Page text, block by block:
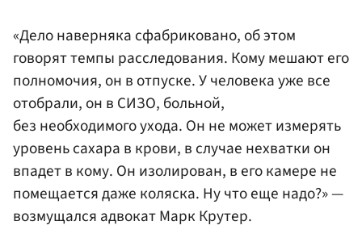
«Дело наверняка сфабриковано, об этом
говорят темпы расследования. Кому мешают его
полномочия, он в отпуске. У человека уже все
отобрали, он в СИЗО, больной,
без необходимого ухода. Он не может измерять
уровень сахара в крови, в случае нехватки он
впадет в кому. Он изолирован, в его камере не
помещается даже коляска. Ну что еще надо?» —
возмущался адвокат Марк Крутер.